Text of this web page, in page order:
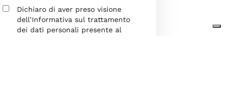
Dichiaro di aver preso visione
dell’Informativa sul trattamento
dei dati personali presente al